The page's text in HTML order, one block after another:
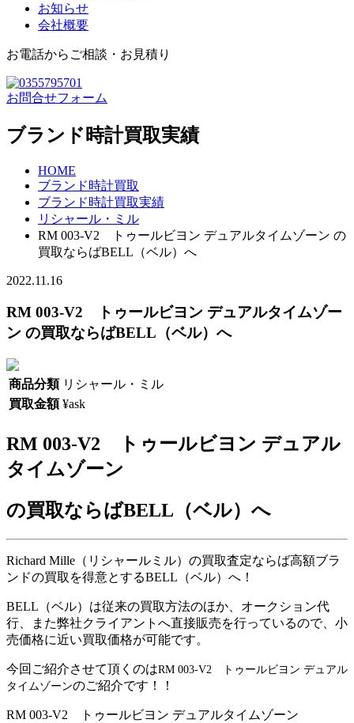
お知らせ
会社概要
お電話からご相談・お見積り
お問合せフォーム
ブランド時計買取実績
HOME
ブランド時計買取
ブランド時計買取実績
リシャール・ミル
RM 003-V2 トゥールビヨン デュアルタイムゾーン の
買取ならばBELL（ベル）へ
2022.11.16
RM 003-V2 トゥールビヨン デュアルタイムゾー
ン の買取ならばBELL（ベル）へ
商品分類 リシャール・ミル
買取金額 ¥ask
RM 003-V2 トゥールビヨン デュアル
タイムゾーン
の買取ならばBELL（ベル）へ
Richard Mille（リシャールミル）の買取査定ならば高額ブラ
ンドの買取を得意とするBELL（ベル）へ！
BELL（ベル）は従来の買取方法のほか、オークション代
行、また弊社クライアントへ直接販売を行っているので、小
売価格に近い買取価格が可能です。
今回ご紹介させて頂くのはRM 003-V2 トゥールビヨン デュアル
タイムゾーンのご紹介です！！
RM 003-V2 トゥールビヨン デュアルタイムゾーン